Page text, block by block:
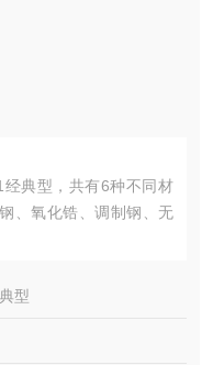
经典型，共有6种不同材
、氧化锆、调制钢、无
型